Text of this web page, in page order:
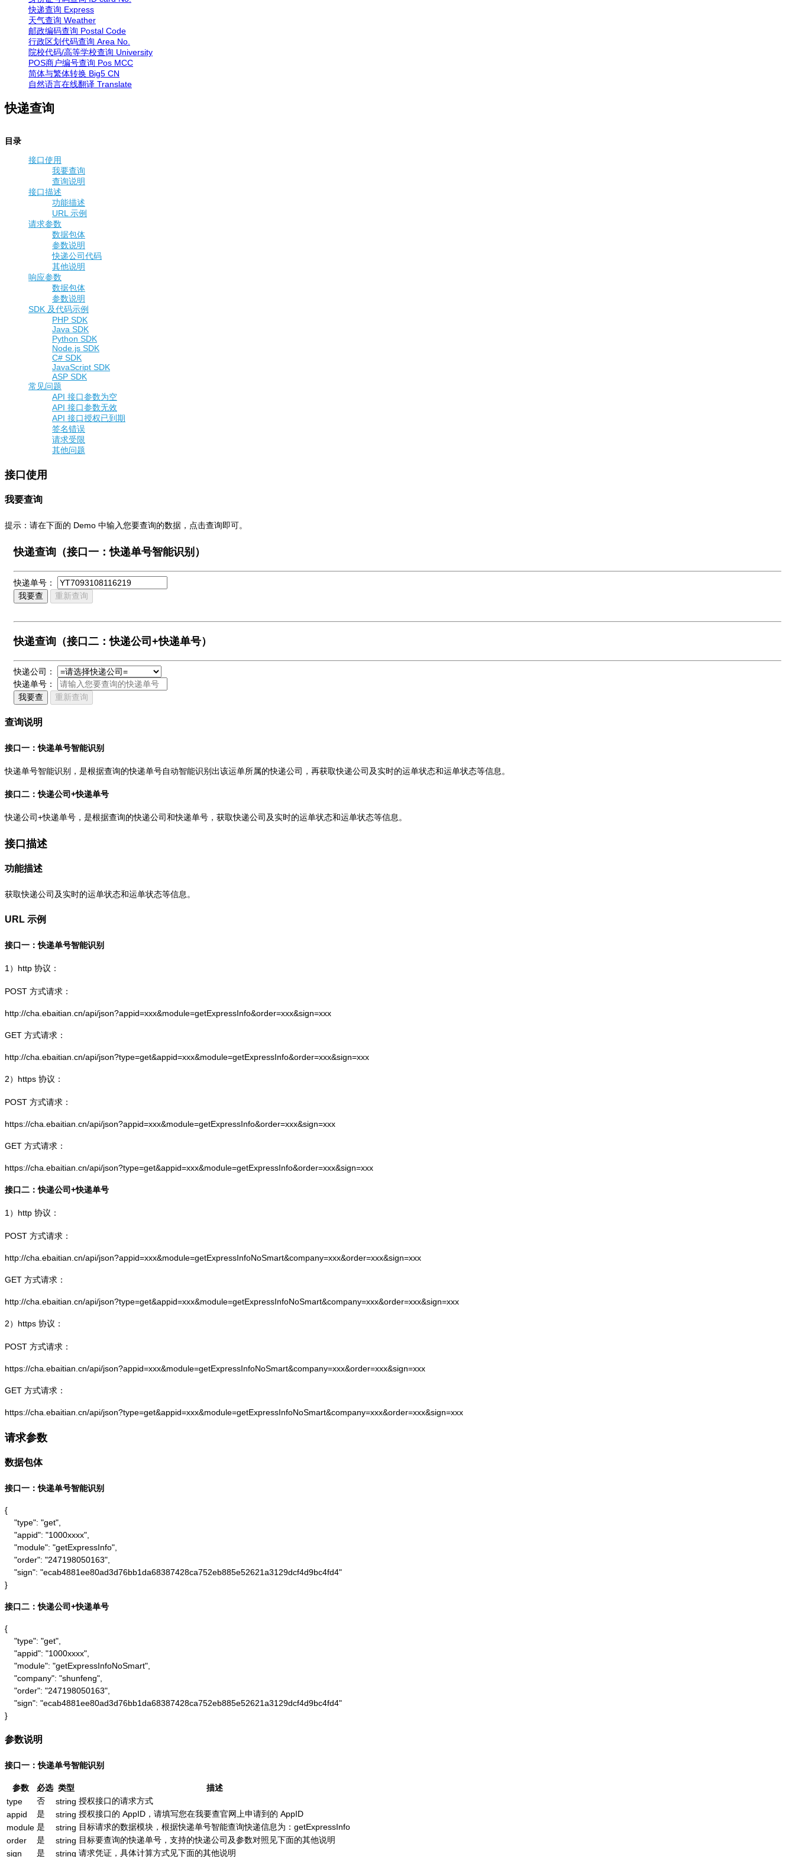
快递查询 Express
天气查询 Weather
邮政编码查询 Postal Code
行政区划代码查询 Area No.
院校代码/高等学校查询 University
POS商户编号查询 Pos MCC
简体与繁体转换 Big5 CN
自然语言在线翻译 Translate
快递查询
目录
接口使用
我要查询
查询说明
接口描述
功能描述
URL 示例
请求参数
数据包体
参数说明
快递公司代码
其他说明
响应参数
数据包体
参数说明
SDK 及代码示例
PHP SDK
Java SDK
Python SDK
Node.js SDK
C# SDK
JavaScript SDK
ASP SDK
常见问题
API 接口参数为空
API 接口参数无效
API 接口授权已到期
签名错误
请求受限
其他问题
接口使用
我要查询
提示：请在下面的 Demo 中输入您要查询的数据，点击查询即可。
快递查询（接口一：快递单号智能识别）
快递单号：
我要查
重新查询
快递查询（接口二：快递公司+快递单号）
快递公司：
快递单号：
我要查
重新查询
查询说明
接口一：快递单号智能识别
快递单号智能识别，是根据查询的快递单号自动智能识别出该运单所属的快递公司，再获取快递公司及实时的运单状态和运单状态等信息。
接口二：快递公司+快递单号
快递公司+快递单号，是根据查询的快递公司和快递单号，获取快递公司及实时的运单状态和运单状态等信息。
接口描述
功能描述
获取快递公司及实时的运单状态和运单状态等信息。
URL 示例
接口一：快递单号智能识别
1） http 协议：
POST 方式请求：
http://cha.ebaitian.cn/api/json?appid=xxx&module=getExpressInfo&order=xxx&sign=xxx
GET 方式请求：
http://cha.ebaitian.cn/api/json?type=get&appid=xxx&module=getExpressInfo&order=xxx&sign=xxx
2） https 协议：
POST 方式请求：
https://cha.ebaitian.cn/api/json?appid=xxx&module=getExpressInfo&order=xxx&sign=xxx
GET 方式请求：
https://cha.ebaitian.cn/api/json?type=get&appid=xxx&module=getExpressInfo&order=xxx&sign=xxx
接口二：快递公司+快递单号
1） http 协议：
POST 方式请求：
http://cha.ebaitian.cn/api/json?appid=xxx&module=getExpressInfoNoSmart&company=xxx&order=xxx&sign=xxx
GET 方式请求：
http://cha.ebaitian.cn/api/json?type=get&appid=xxx&module=getExpressInfoNoSmart&company=xxx&order=xxx&sign=xxx
2） https 协议：
POST 方式请求：
https://cha.ebaitian.cn/api/json?appid=xxx&module=getExpressInfoNoSmart&company=xxx&order=xxx&sign=xxx
GET 方式请求：
https://cha.ebaitian.cn/api/json?type=get&appid=xxx&module=getExpressInfoNoSmart&company=xxx&order=xxx&sign=xxx
请求参数
数据包体
接口一：快递单号智能识别
{
    "type": "get",
    "appid": "1000xxxx",
    "module": "getExpressInfo",
    "order": "247198050163",
    "sign": "ecab4881ee80ad3d76bb1da68387428ca752eb885e52621a3129dcf4d9bc4fd4"
}
接口二：快递公司+快递单号
{
    "type": "get",
    "appid": "1000xxxx",
    "module": "getExpressInfoNoSmart",
    "company": "shunfeng",
    "order": "247198050163",
    "sign": "ecab4881ee80ad3d76bb1da68387428ca752eb885e52621a3129dcf4d9bc4fd4"
}
参数说明
接口一：快递单号智能识别
参数 必选 类型
描述
type
否 string 授权接口的请求方式
appid
是 string 授权接口的 AppID，请填写您在我要查官网上申请到的 AppID
module 是 string 目标请求的数据模块，根据快递单号智能查询快递信息为：getExpressInfo
order
是 string 目标要查询的快递单号，支持的快递公司及参数对照见下面的其他说明
sign
是 string 请求凭证，具体计算方式见下面的其他说明